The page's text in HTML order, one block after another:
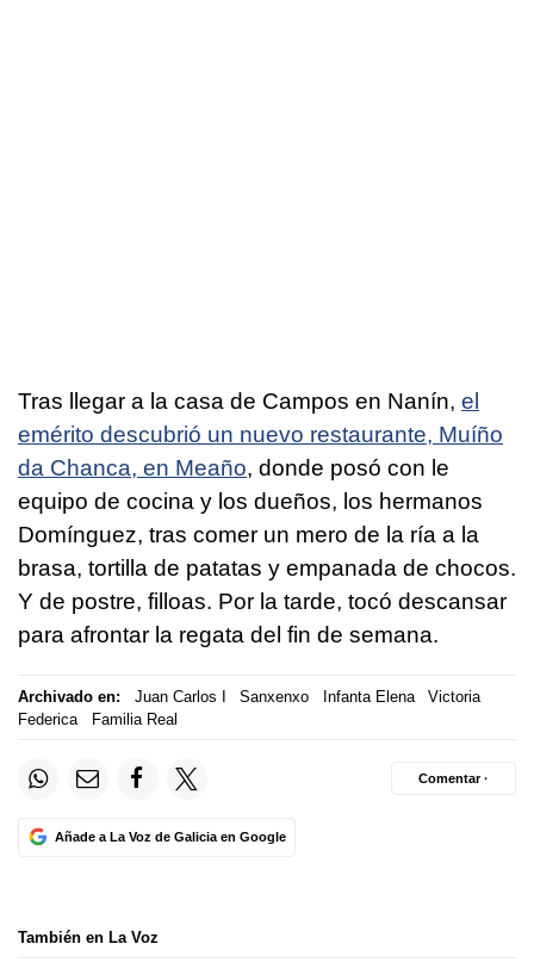
Tras llegar a la casa de Campos en Nanín, el
emérito descubrió un nuevo restaurante, Muíño
da Chanca, en Meaño, donde posó con le
equipo de cocina y los dueños, los hermanos
Domínguez, tras comer un mero de la ría a la
brasa, tortilla de patatas y empanada de chocos.
Y de postre, filloas. Por la tarde, tocó descansar
para afrontar la regata del fin de semana.
Archivado en: Juan Carlos I Sanxenxo Infanta Elena
Victoria
Federica
Familia Real
Añade a La Voz de Galicia en Google
Comentar ·
También en La Voz